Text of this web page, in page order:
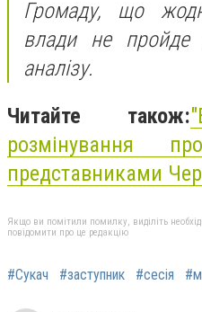
Громаду, що
влади не пройде
аналізу.
Читайте також:"
розмінування
представниками
Якщо ви помітили помилку, виділіть
повідомити про це редакцію
#Сукач #заступник #сесія